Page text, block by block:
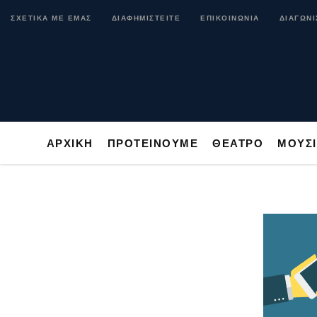
ΣΧΕΤΙΚΑ ΜΕ ΕΜΑΣ ΔΙΑΦΗΜΙΣΤΕΙΤΕ ΕΠΙΚΟΙΝΩΝΙΑ
ΑΡΧΙΚΗ ΠΡΟΤΕΙΝΟΥΜΕ ΘΕΑΤΡΟ
ΑΡΧΙΚΗ ΠΡΟΤΕΙΝΟΥΜΕ ΘΕΑΤΡΟ